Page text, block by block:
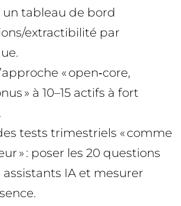
un tableau de bord
extractibilité par
« open‑core,
» à 10–15 actifs à fort
tests trimestriels « comme
» : poser les 20 questions
assistants IA et mesurer